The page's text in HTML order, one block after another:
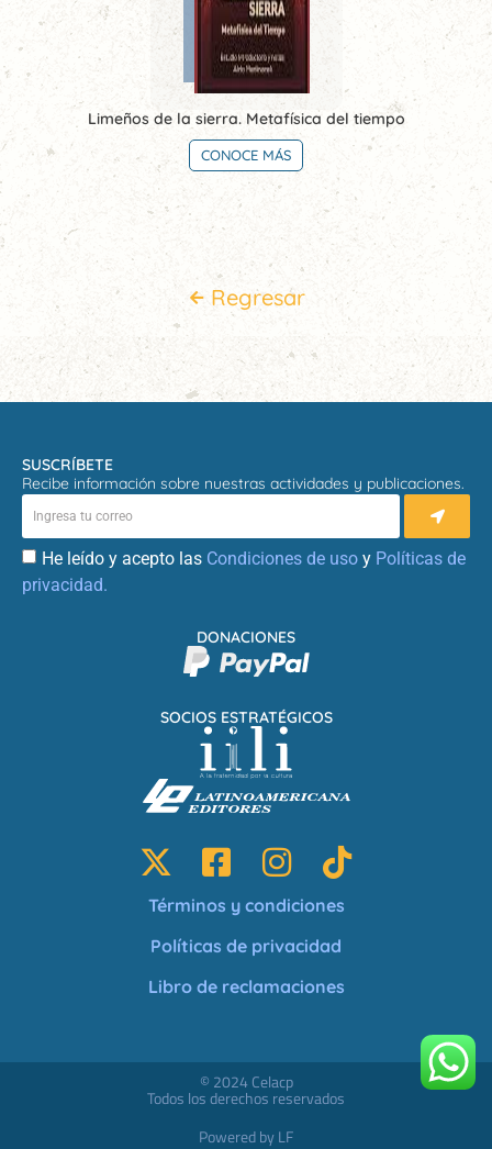
Limeños de la sierra. Metafísica del tiempo
CONOCE MÁS
Regresar
SUSCRÍBETE
Recibe información sobre nuestras actividades y publicaciones.
He leído y acepto las Condiciones de uso y Políticas de
privacidad.
SOCIOS ESTRATÉGICOS
DONACIONES
Términos y condiciones
Políticas de privacidad
Libro de reclamaciones
© 2024 Celacp
Todos los derechos reservados
Powered by LF